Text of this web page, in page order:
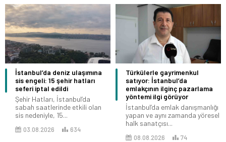
İstanbul’da deniz ulaşımına
sis engeli: 15 şehir hatları
seferi iptal edildi
Şehir Hatları, İstanbul’da
sabah saatlerinde etkili olan
sis nedeniyle, 15...
03.08.2026 634
Türkülerle gayrimenkul
satıyor: İstanbul’da
emlakçının ilginç pazarlama
yöntemi ilgi görüyor
İstanbul’da emlak danışmanlığı
yapan ve aynı zamanda yöresel
halk sanatçısı...
08.08.2026 74